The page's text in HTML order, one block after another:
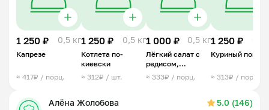
1 250 ₽ 0,5 кг
Капрезе
≈ 417₽ / порц.
1 250 ₽ 0,5 кг
Котлета по-
киевски
≈ 312₽ / шт.
1 000 ₽ 0,5 кг
Лёгкий салат с
редисом,
огурцом и
сметаной
≈ 333₽ / порц.
1 250 ₽
Куриный
≈ 313₽ / порц.
Алёна Жолобова 5.0 (146)